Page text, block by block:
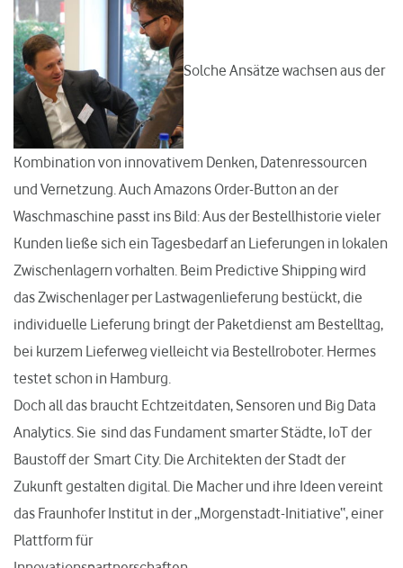
Solche Ansätze wachsen aus der
Kombination von innovativem Denken, Datenressourcen
und Vernetzung. Auch Amazons Order-Button an der
Waschmaschine passt ins Bild: Aus der Bestellhistorie vieler
Kunden ließe sich ein Tagesbedarf an Lieferungen in lokalen
Zwischenlagern vorhalten. Beim Predictive Shipping wird
das Zwischenlager per Lastwagenlieferung bestückt, die
individuelle Lieferung bringt der Paketdienst am Bestelltag,
bei kurzem Lieferweg vielleicht via Bestellroboter. Hermes
testet schon in Hamburg.
Doch all das braucht Echtzeitdaten, Sensoren und Big Data
Analytics. Sie sind das Fundament smarter Städte, IoT der
Baustoff der Smart City. Die Architekten der Stadt der
Zukunft gestalten digital. Die Macher und ihre Ideen vereint
das Fraunhofer Institut in der „Morgenstadt-Initiative“, einer
Plattform für